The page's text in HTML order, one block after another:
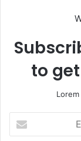
to
your